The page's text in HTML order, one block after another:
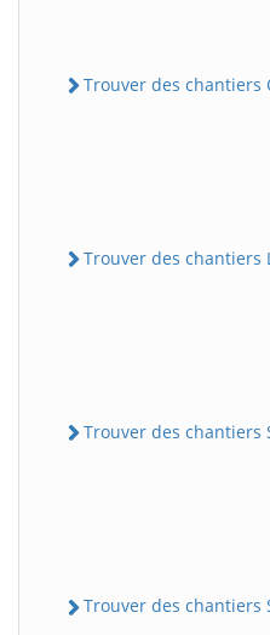
Trouver des chantiers
Trouver des chantiers
Trouver des chantiers
Trouver des chantiers